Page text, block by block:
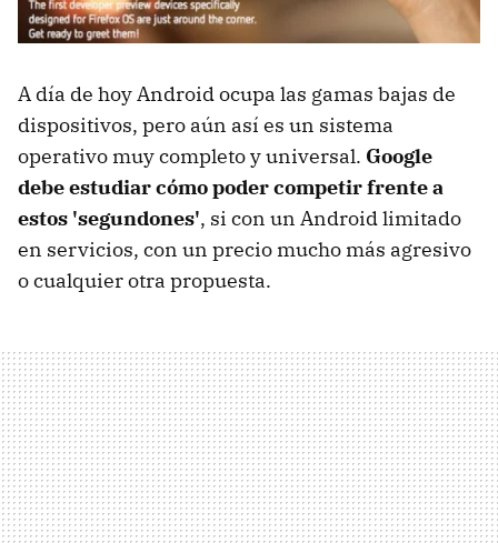
A día de hoy Android ocupa las gamas bajas de
dispositivos, pero aún así es un sistema
operativo muy completo y universal. Google
debe estudiar cómo poder competir frente a
estos 'segundones', si con un Android limitado
en servicios, con un precio mucho más agresivo
o cualquier otra propuesta.